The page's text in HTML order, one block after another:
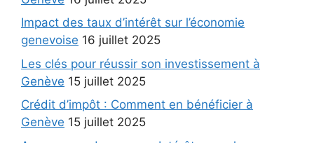
Impact des taux d’intérêt sur l’économie
genevoise 16 juillet 2025
Les clés pour réussir son investissement à
Genève 15 juillet 2025
Crédit d’impôt : Comment en bénéficier à
Genève 15 juillet 2025